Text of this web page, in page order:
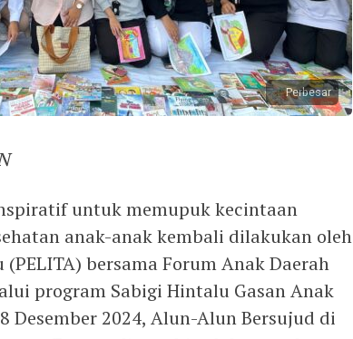
Perbesar
untuk memupuk kecintaan
anak-anak kembali dilakukan oleh
bersama Forum Anak Daerah
program Sabigi Hintalu Gasan Anak
Desember 2024, Alun-Alun Bersujud di